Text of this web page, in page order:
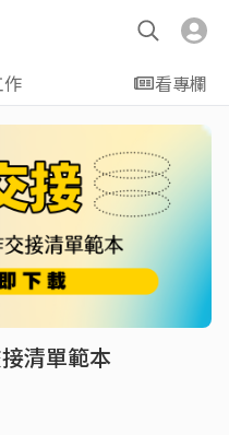
看專欄
清單範本